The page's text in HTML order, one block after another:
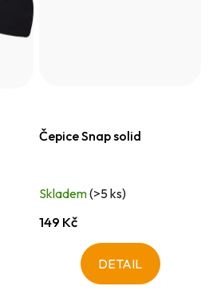
Čepice Snap solid
Skladem(>5 ks)
149 Kč
DETAIL